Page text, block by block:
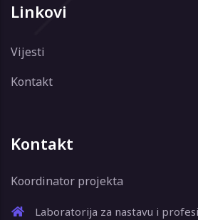
Linkovi
Vijesti
Kontakt
Kontakt
Koordinator projekta
Laboratorija za nastavu i